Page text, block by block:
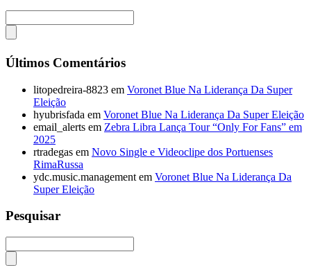
Últimos Comentários
litopedreira-8823 em Voronet Blue Na Liderança Da Super
Eleição
hyubrisfada em Voronet Blue Na Liderança Da Super Eleição
email_alerts em Zebra Libra Lança Tour “Only For Fans” em
2025
rtradegas em Novo Single e Videoclipe dos Portuenses
RimaRussa
ydc.music.management em Voronet Blue Na Liderança Da
Super Eleição
Pesquisar